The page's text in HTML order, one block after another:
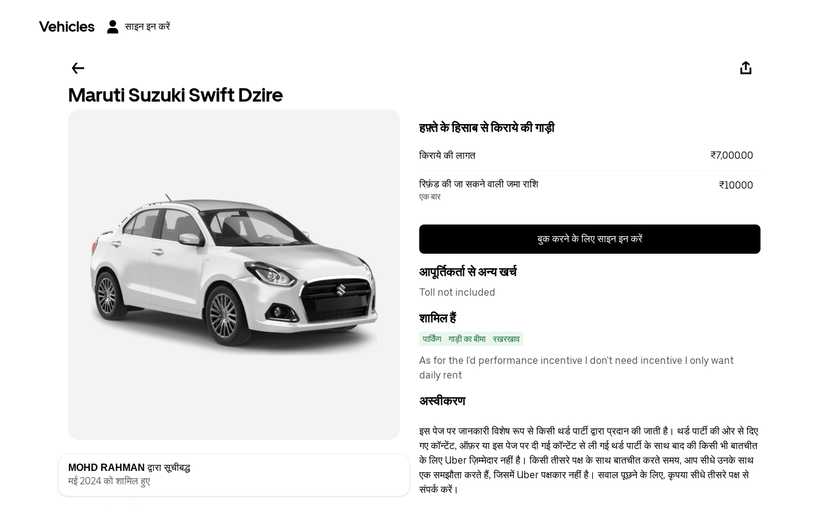
Vehicles साइन इन करें
Maruti Suzuki Swift Dzire
MOHD RAHMAN द्वारा सूचीबद्ध
मई 2024 को शामिल हुए
हफ़्ते के हिसाब से किराये की गाड़ी
किराये की लागत ₹7,000.00
रिफ़ंड की जा सकने वाली जमा राशि
एक बार
₹10000
बुक करने के लिए साइन इन करें
आपूर्तिकर्ता से अन्य खर्च
Toll not included
शामिल हैं
पार्किंग गाड़ी का बीमा रखरखाव
As for the I'd performance incentive I don't need incentive I only want
daily rent
अस्वीकरण
इस पेज पर जानकारी विशेष रूप से किसी थर्ड पार्टी द्वारा प्रदान की जाती है। थर्ड पार्टी की ओर से दिए
गए कॉन्टेंट, ऑफ़र या इस पेज पर दी गई कॉन्टेंट से ली गई थर्ड पार्टी के साथ बाद की किसी भी बातचीत
के लिए Uber ज़िम्मेदार नहीं है। किसी तीसरे पक्ष के साथ बातचीत करते समय, आप सीधे उनके साथ
एक समझौता करते हैं, जिसमें Uber पक्षकार नहीं है। सवाल पूछने के लिए, कृपया सीधे तीसरे पक्ष से
संपर्क करें।